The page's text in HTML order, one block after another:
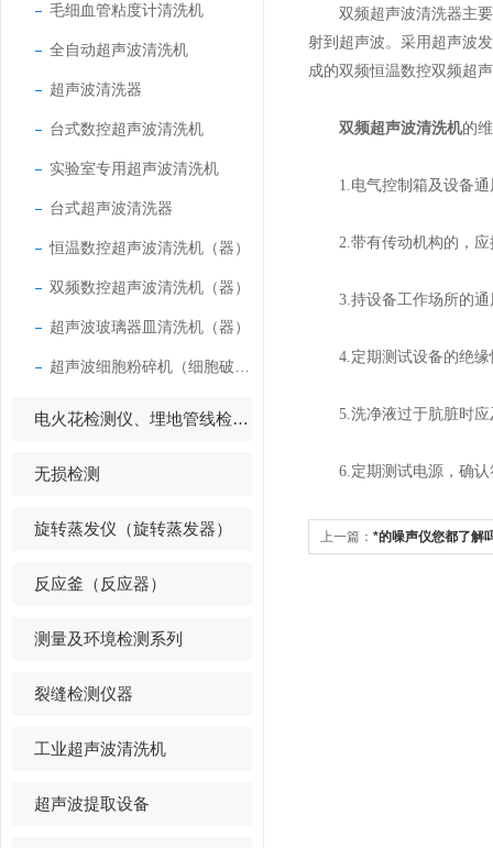
毛细血管粘度计清洗机
全自动超声波清洗机
超声波清洗器
台式数控超声波清洗机
实验室专用超声波清洗机
台式超声波清洗器
恒温数控超声波清洗机（器）
双频数控超声波清洗机（器）
超声波玻璃器皿清洗机（器）
电火花检测仪、埋地管线检测仪
无损检测
旋转蒸发仪（旋转蒸发器）
反应釜（反应器）
测量及环境检测系列
裂缝检测仪器
工业超声波清洗机
超声波提取设备
双频超声波清洗器主要
射到超声波。采用超声波
成的双频恒温数控双频超
双频超声波清洗机的
1.电气控制箱及设备通
2.带有传动机构的，应
3.持设备工作场所的通
4.定期测试设备的绝缘
5.洗净液过于肮脏时应
6.定期测试电源，确认
上一篇： *的噪声仪您都了解